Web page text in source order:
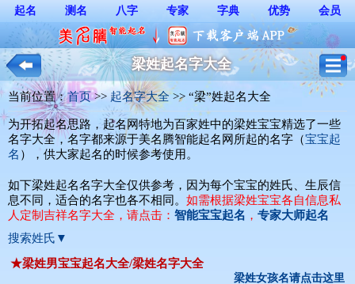
起名 测名 八字 专家 字典 优势 会员
梁姓起名字大全
当前位置：首页>> 起名字大全>> “梁”姓起名大全
为开拓起名思路，起名网特地为百家姓中的梁姓宝宝精选了一些
名字大全，名字都来源于美名腾智能起名网所起的名字（宝宝起
名 ），供大家起名的时候参考使用。
如下梁姓起名名字大全仅供参考，因为每个宝宝的姓氏、生辰信
息不同，适合的名字也各不相同。 如需根据梁姓宝宝各自信息私
人定制吉祥名字大全，请点击： 智能宝宝起名 ， 专家大师起名
搜索姓氏▼
★梁姓男宝宝起名大全/梁姓名字大全
梁姓女孩名请点击这里